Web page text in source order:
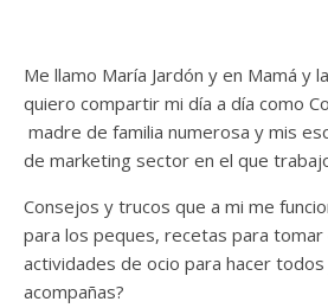
Me llamo María Jardón y en Mamá y
quiero compartir mi día a día como
madre de familia numerosa y mis
de marketing sector en el que
Consejos y trucos que a mi me
para los peques, recetas para tomar
actividades de ocio para hacer
acompañas?